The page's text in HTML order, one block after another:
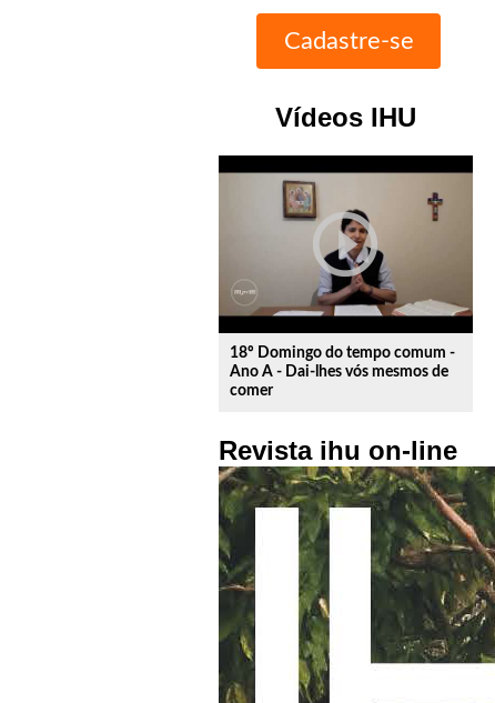
Vídeos IHU
play_circle_outline
18º Domingo do tempo comum -
Ano A - Dai-lhes vós mesmos de
comer
Revista ihu on-line